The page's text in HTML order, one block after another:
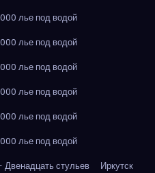
лье под водой
лье под водой
лье под водой
лье под водой
лье под водой
лье под водой
стульев
Иркутск